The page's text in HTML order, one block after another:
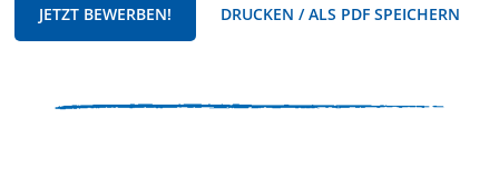
JETZT BEWERBEN! DRUCKEN / ALS PDF SPEICHERN